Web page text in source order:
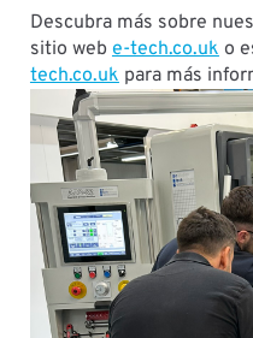
Descubra más sobre
sitio web e-tech.co.uko
tech.co.ukpara más